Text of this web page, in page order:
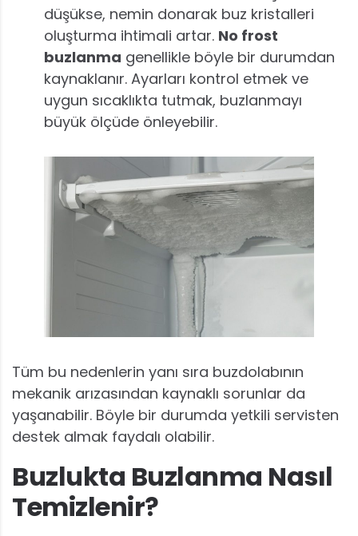
düşükse, nemin donarak buz kristalleri
oluşturma ihtimali artar. No frost
buzlanma genellikle böyle bir durumdan
kaynaklanır. Ayarları kontrol etmek ve
uygun sıcaklıkta tutmak, buzlanmayı
büyük ölçüde önleyebilir.
Tüm bu nedenlerin yanı sıra buzdolabının
mekanik arızasından kaynaklı sorunlar da
yaşanabilir. Böyle bir durumda yetkili servisten
destek almak faydalı olabilir.
Buzlukta Buzlanma Nasıl
Temizlenir?